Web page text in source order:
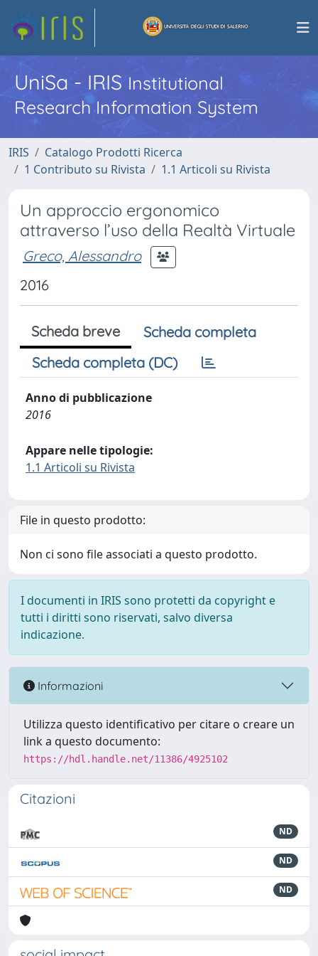
UniSa - IRISInstitutional
Research Information System
IRIS
Catalogo Prodotti Ricerca
1 Contributo su Rivista
1.1 Articoli su Rivista
Un approccio ergonomico
attraverso l’uso della Realtà Virtuale
Greco, Alessandro
2016
Scheda breve
Scheda completa
Scheda completa (DC)
Anno di pubblicazione
2016
Appare nelle tipologie:
1.1 Articoli su Rivista
File in questo prodotto:
Non ci sono file associati a questo prodotto.
I documenti in IRIS sono protetti da copyright e
tutti i diritti sono riservati, salvo diversa
indicazione.
Informazioni
Utilizza questo identificativo per citare o creare un
link a questo documento:
https://hdl.handle.net/11386/4925102
Citazioni
ND
ND
ND